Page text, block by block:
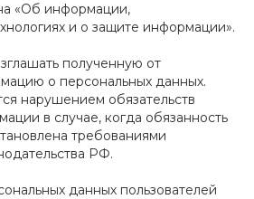
«Об информации,
и о защите информации».
полученную от
о персональных данных.
нарушением обязательств
в случае, когда обязанность
требованиями
РФ.
данных пользователей